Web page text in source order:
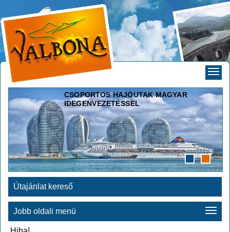
CSOPORTOS HAJÓUTAK MAGYAR
IDEGENVEZETÉSSEL
Útajánlat kereső
Jobb oldali menü